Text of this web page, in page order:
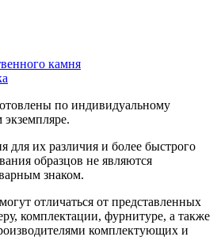
камня
по индивидуальному
для их различия и более быстрого
образцов не являются
знаком.
отличаться от представленных
комплектации, фурнитуре, а также
комплектующих и